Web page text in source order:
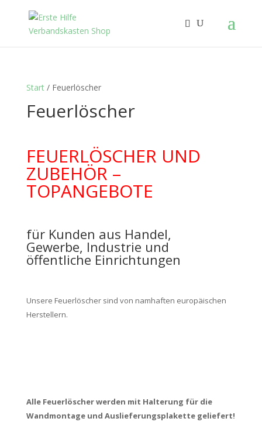
Start/ Feuerlöscher
Feuerlöscher
FEUERLÖSCHER UND
ZUBEHÖR –
TOPANGEBOTE
für Kunden aus Handel,
Gewerbe, Industrie und
öffentliche Einrichtungen
Unsere Feuerlöscher sind von namhaften europäischen
Herstellern.
Alle Feuerlöscher werden mit Halterung für die
Wandmontage und Auslieferungsplakette geliefert!